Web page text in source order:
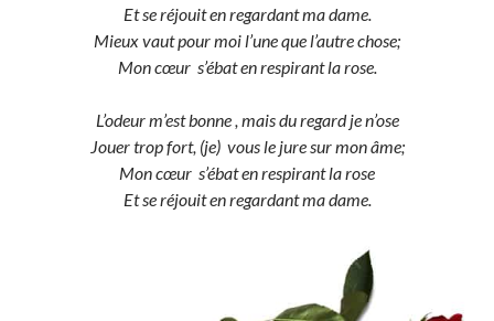
Et se réjouit en regardant ma dame.
Mieux vaut pour moi l’une que l’autre chose;
Mon cœur s’ébat en respirant la rose.
L’odeur m’est bonne , mais du regard je n’ose
Jouer trop fort, (je) vous le jure sur mon âme;
Mon cœur s’ébat en respirant la rose
Et se réjouit en regardant ma dame.